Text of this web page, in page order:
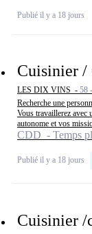
Publié il y a 18 jours
Cuisinier /
LES DIX VINS - 58
Recherche une
Vous travaillerez avec
autonome et vos
CDD - Temps
Publié il y a 18 jours
Cuisinier /